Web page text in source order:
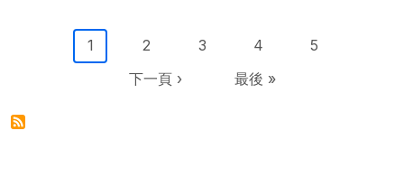
Pagination目前頁面
1 Page
2 Page
3 Page
4 Page
5
下一頁
下一頁 › Last page
最後 »